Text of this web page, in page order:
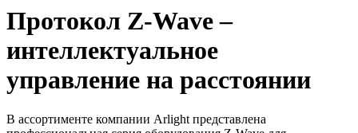
Протокол Z-Wave –
интеллектуальное
управление на расстоянии
В ассортименте компании Arlight представлена